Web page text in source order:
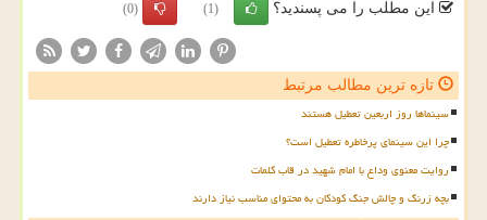
این مطلب را می پسندید؟ (1)
(0)
تازه ترین مطالب مرتبط
سینماها روز اربعین تعطیل هستند
چرا این سینمای پرخاطره تعطیل است؟
روایت معنوی وداع با امام شهید در قاب کلمات
بچه زرنگ و چالش جنگ کودکان به محتوای مناسب نیاز دارند